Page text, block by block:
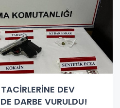
DEV
DARBE VURULDU!